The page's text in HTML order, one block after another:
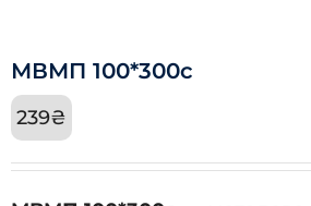
МВМП 100*300с
239₴